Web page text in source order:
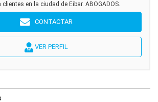
clientes en la ciudad de Eibar. ABOGADOS.
CONTACTAR
VER PERFIL